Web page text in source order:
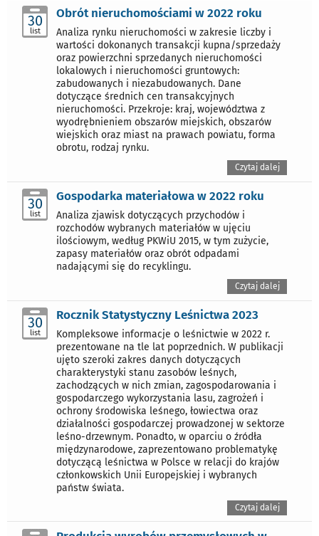
30
list
Obrót nieruchomościami w 2022 roku
Analiza rynku nieruchomości w zakresie liczby i
wartości dokonanych transakcji kupna/sprzedaży
oraz powierzchni sprzedanych nieruchomości
lokalowych i nieruchomości gruntowych:
zabudowanych i niezabudowanych. Dane
dotyczące średnich cen transakcyjnych
nieruchomości. Przekroje: kraj, województwa z
wyodrębnieniem obszarów miejskich, obszarów
wiejskich oraz miast na prawach powiatu, forma
obrotu, rodzaj rynku.
Czytaj dalej
30
list
Gospodarka materiałowa w 2022 roku
Analiza zjawisk dotyczących przychodów i
rozchodów wybranych materiałów w ujęciu
ilościowym, według PKWiU 2015, w tym zużycie,
zapasy materiałów oraz obrót odpadami
nadającymi się do recyklingu.
Czytaj dalej
30
list
Rocznik Statystyczny Leśnictwa ​2023
Kompleksowe informacje o leśnictwie w 2022 r.
prezentowane na tle lat poprzednich. W publikacji
ujęto szeroki zakres danych dotyczących
charakterystyki stanu zasobów leśnych,
zachodzących w nich zmian, zagospodarowania i
gospodarczego wykorzystania lasu, zagrożeń i
ochrony środowiska leśnego, łowiectwa oraz
działalności gospodarczej prowadzonej w sektorze
leśno-drzewnym. Ponadto, w oparciu o źródła
międzynarodowe, zaprezentowano problematykę
dotyczącą leśnictwa w Polsce w relacji do krajów
członkowskich Unii Europejskiej i wybranych
państw świata.
Czytaj dalej